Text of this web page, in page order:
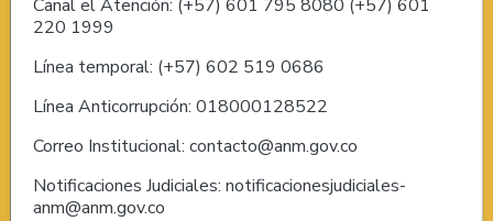
Canal el Atención: (+57) 601 795 8080 (+57) 601
220 1999
Línea temporal: (+57) 602 519 0686
Línea Anticorrupción: 018000128522
Correo Institucional: contacto@anm.gov.co
Notificaciones Judiciales: notificacionesjudiciales-
anm@anm.gov.co